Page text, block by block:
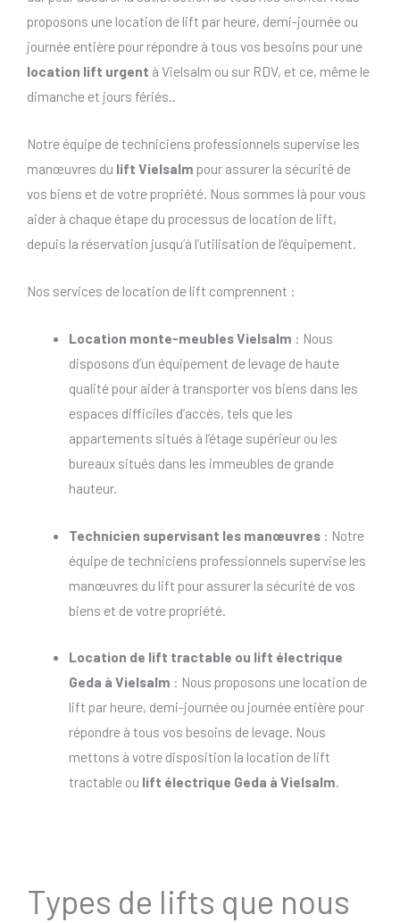
proposons une location de lift par heure, demi-journée ou
journée entière pour répondre à tous vos besoins pour une
location lift urgent à Vielsalm ou sur RDV, et ce, même le
dimanche et jours fériés..
Notre équipe de techniciens professionnels supervise les
manœuvres du lift Vielsalm pour assurer la sécurité de
vos biens et de votre propriété. Nous sommes là pour vous
aider à chaque étape du processus de location de lift,
depuis la réservation jusqu’à l’utilisation de l’équipement.
Nos services de location de lift comprennent :
Location monte-meubles Vielsalm : Nous
disposons d’un équipement de levage de haute
qualité pour aider à transporter vos biens dans les
espaces difficiles d’accès, tels que les
appartements situés à l’étage supérieur ou les
bureaux situés dans les immeubles de grande
hauteur.
Technicien supervisant les manœuvres: Notre
équipe de techniciens professionnels supervise les
manœuvres du lift pour assurer la sécurité de vos
biens et de votre propriété.
Location de lift tractable ou lift électrique
Geda à Vielsalm : Nous proposons une location de
lift par heure, demi-journée ou journée entière pour
répondre à tous vos besoins de levage. Nous
mettons à votre disposition la location de lift
tractable ou lift électrique Geda à Vielsalm.
Types de lifts que nous